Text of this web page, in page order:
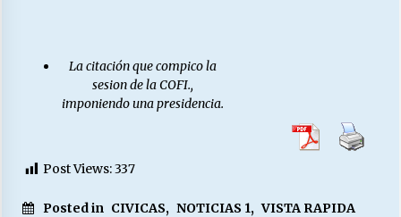
La citación que compico la
sesion de la COFI.,
imponiendo una presidencia.
Post Views:337
Posted in CIVICAS, NOTICIAS 1, VISTA RAPIDA